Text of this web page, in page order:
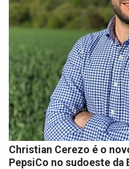
Christian Cerezo é o
PepsiCo no sudoeste da